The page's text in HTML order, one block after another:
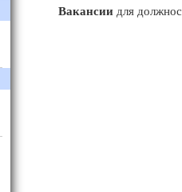
Вакансии для